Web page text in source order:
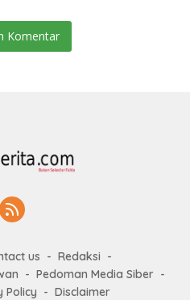
Komentar
us
Redaksi
Pedoman Media Siber
Policy
Disclaimer